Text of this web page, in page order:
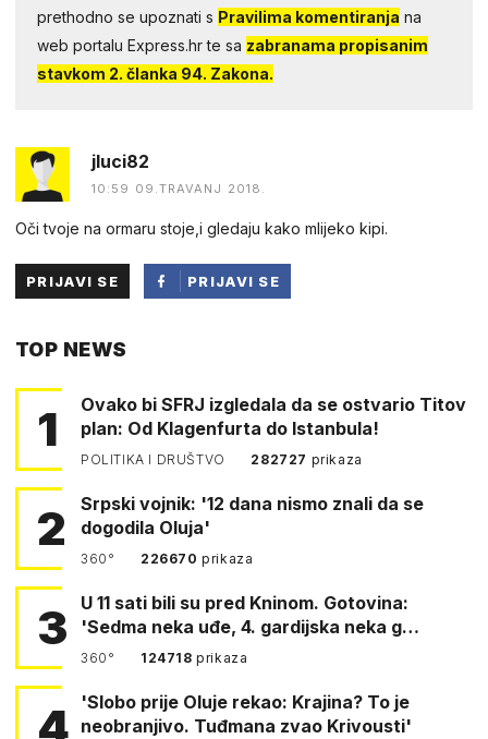
prethodno se upoznati s Pravilima komentiranja na
web portalu Express.hr te sa zabranama propisanim
stavkom 2. članka 94. Zakona.
jluci82
10:59 09.TRAVANJ 2018.
Oči tvoje na ormaru stoje,i gledaju kako mlijeko kipi.
PRIJAVI SE
PRIJAVI SE
TOP NEWS
1
Ovako bi SFRJ izgledala da se ostvario Titov
plan: Od Klagenfurta do Istanbula!
POLITIKA I DRUŠTVO 282727 prikaza
2
Srpski vojnik: '12 dana nismo znali da se
dogodila Oluja'
360° 226670prikaza
3
U 11 sati bili su pred Kninom. Gotovina:
'Sedma neka uđe, 4. gardijska neka g…
360° 124718prikaza
4
'Slobo prije Oluje rekao: Krajina? To je
neobranjivo. Tuđmana zvao Krivousti'